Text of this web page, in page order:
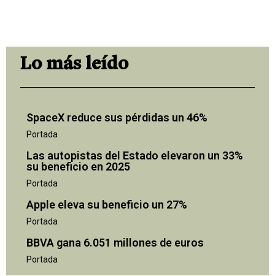
Lo más leído
SpaceX reduce sus pérdidas un 46%
Portada
Las autopistas del Estado elevaron un 33%
su beneficio en 2025
Portada
Apple eleva su beneficio un 27%
Portada
BBVA gana 6.051 millones de euros
Portada